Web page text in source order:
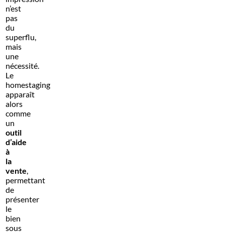
n’est
pas
du
superflu,
mais
une
nécessité.
Le
homestaging
apparaît
alors
comme
un
outil
d’aide
à
la
vente,
permettant
de
présenter
le
bien
sous